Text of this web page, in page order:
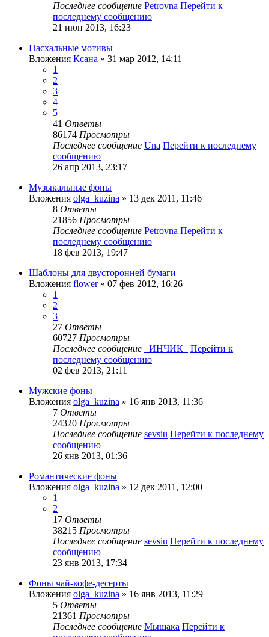
Последнее сообщение Petrovna Перейти к
последнему сообщению
21 июн 2013, 16:23
Пасхальные мотивы
Вложения Ксана » 31 мар 2012, 14:11
1
2
3
4
5
41 Ответы
86174 Просмотры
Последнее сообщение Una Перейти к последнему
сообщению
26 апр 2013, 23:17
Музыкальные фоны
Вложения olga_kuzina » 13 дек 2011, 11:46
8 Ответы
21856 Просмотры
Последнее сообщение Petrovna Перейти к
последнему сообщению
18 фев 2013, 19:47
Шаблоны для двусторонней бумаги
Вложения flower» 07 фев 2012, 16:26
1
2
3
27 Ответы
60727 Просмотры
Последнее сообщение
_ИНЧИК_
Перейти к
последнему сообщению
02 фев 2013, 21:11
Мужские фоны
Вложения olga_kuzina » 16 янв 2013, 11:36
7 Ответы
24320 Просмотры
Последнее сообщение sevsiu Перейти к последнему
сообщению
26 янв 2013, 01:36
Романтические фоны
Вложения olga_kuzina » 12 дек 2011, 12:00
1
2
17 Ответы
38215 Просмотры
Последнее сообщение sevsiu Перейти к последнему
сообщению
23 янв 2013, 17:34
Фоны чай-кофе-десерты
Вложения olga_kuzina » 16 янв 2013, 11:29
5 Ответы
21361 Просмотры
Последнее сообщение Мышака Перейти к